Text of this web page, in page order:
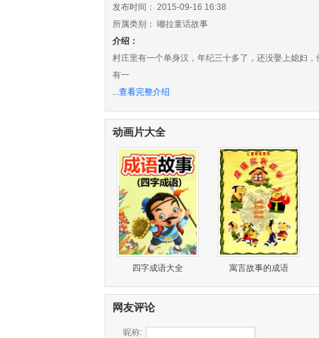
发布时间： 2015-09-16 16:38
所属类别： 嘟拉童话故事
介绍：
村庄里有一个单身汉，年纪三十多了，还没娶上媳妇，
有一
...查看完整介绍
动画片大全
四字成语大全 寓言故事的成语
网友评论
昵称: